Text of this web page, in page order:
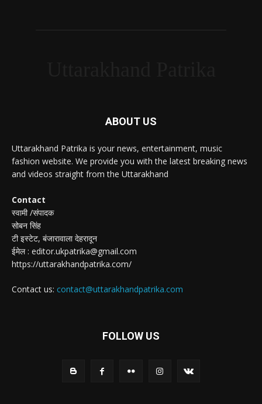
ABOUT US
Uttarakhand Patrika is your news, entertainment, music
fashion website. We provide you with the latest breaking news
and videos straight from the Uttarakhand
Contact
स्वामी /संपादक
सोबन सिंह
टी इस्टेट, बंजारावाला देहरादून
ईमेल : editor.ukpatrika@gmail.com
https://uttarakhandpatrika.com/
Contact us: contact@uttarakhandpatrika.com
FOLLOW US